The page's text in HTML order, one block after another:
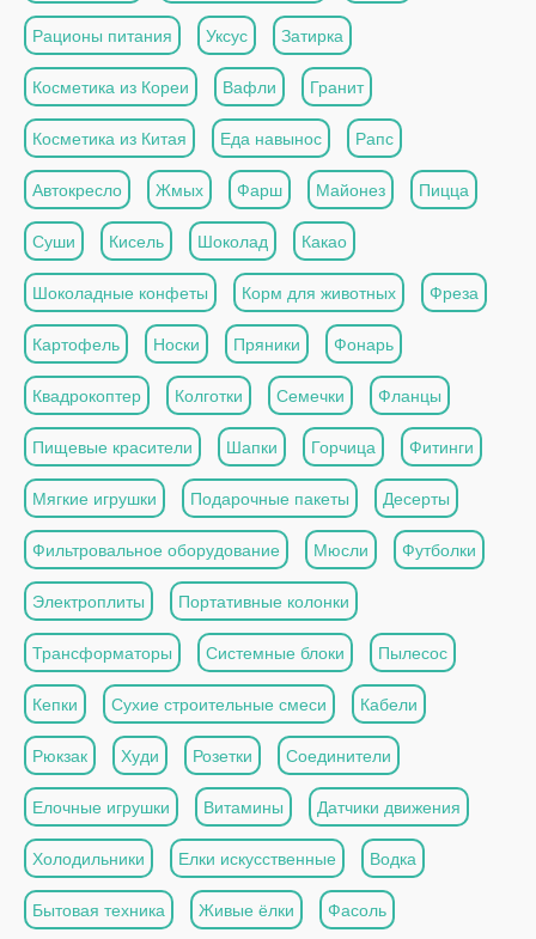
Рационы питания Уксус Затирка
Косметика из Кореи Вафли Гранит
Косметика из Китая Еда навынос Рапс
Автокресло Жмых Фарш Майонез Пицца
Суши Кисель Шоколад Какао
Шоколадные конфеты Корм для животных Фреза
Картофель Носки Пряники Фонарь
Квадрокоптер Колготки Семечки Фланцы
Пищевые красители Шапки Горчица Фитинги
Мягкие игрушки Подарочные пакеты Десерты
Фильтровальное оборудование Мюсли Футболки
Электроплиты Портативные колонки
Трансформаторы Системные блоки Пылесос
Кепки Сухие строительные смеси Кабели
Рюкзак Худи Розетки Соединители
Елочные игрушки Витамины Датчики движения
Холодильники Елки искусственные Водка
Бытовая техника Живые ёлки Фасоль